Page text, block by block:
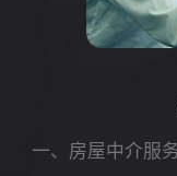
一、房屋中介服